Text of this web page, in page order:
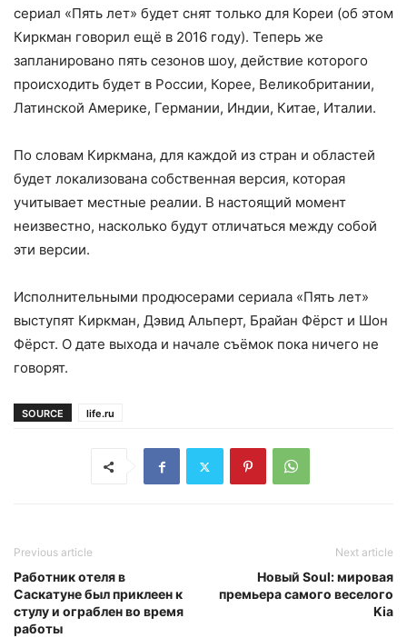
сериал «Пять лет» будет снят только для Кореи (об этом
Киркман говорил ещё в 2016 году). Теперь же
запланировано пять сезонов шоу, действие которого
происходить будет в России, Корее, Великобритании,
Латинской Америке, Германии, Индии, Китае, Италии.
По словам Киркмана, для каждой из стран и областей
будет локализована собственная версия, которая
учитывает местные реалии. В настоящий момент
неизвестно, насколько будут отличаться между собой
эти версии.
Исполнительными продюсерами сериала «Пять лет»
выступят Киркман, Дэвид Альперт, Брайан Фёрст и Шон
Фёрст. О дате выхода и начале съёмок пока ничего не
говорят.
SOURCE life.ru
Previous article
Работник отеля в
Саскатуне был приклеен к
стулу и ограблен во время
работы
Next article
Новый Soul: мировая
премьера самого веселого
Kia